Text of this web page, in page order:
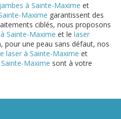
à Sainte-Maxime et
Maxime garantissent des
ciblés, nous proposons
Sainte-Maxime et le laser
pour une peau sans défaut, nos
laser à Sainte-Maxime et
Maxime sont à votre